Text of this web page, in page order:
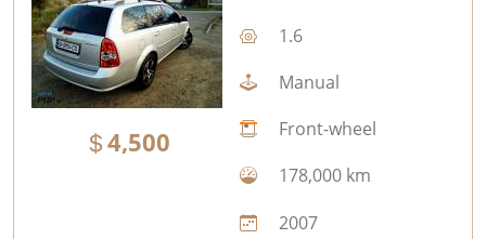
4,500
1.6
Manual
Front-wheel
178,000 km
2007